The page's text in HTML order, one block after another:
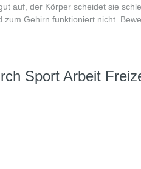
auf, der Körper scheidet sie
Gehirn funktioniert nicht.
Sport Arbeit